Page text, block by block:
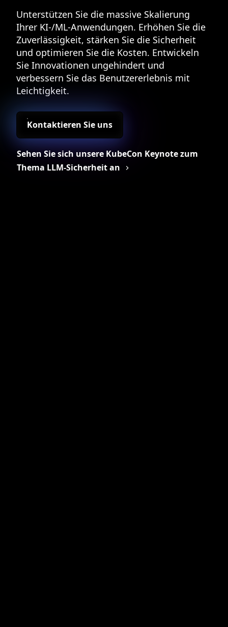
Unterstützen Sie die massive Skalierung
Ihrer KI-/ML-Anwendungen. Erhöhen Sie die
Zuverlässigkeit, stärken Sie die Sicherheit
und optimieren Sie die Kosten. Entwickeln
Sie Innovationen ungehindert und
verbessern Sie das Benutzererlebnis mit
Leichtigkeit.
Kontaktieren Sie uns
Sehen Sie sich unsere KubeCon Keynote zum
Thema LLM-Sicherheit an